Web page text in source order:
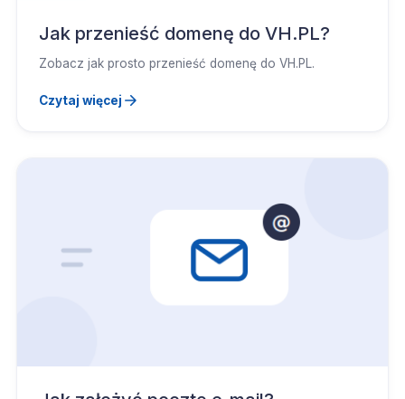
Jak przenieść domenę do VH.PL?
Zobacz jak prosto przenieść domenę do VH.PL.
Czytaj więcej